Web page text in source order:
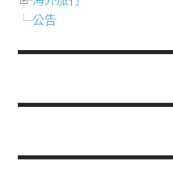
公告